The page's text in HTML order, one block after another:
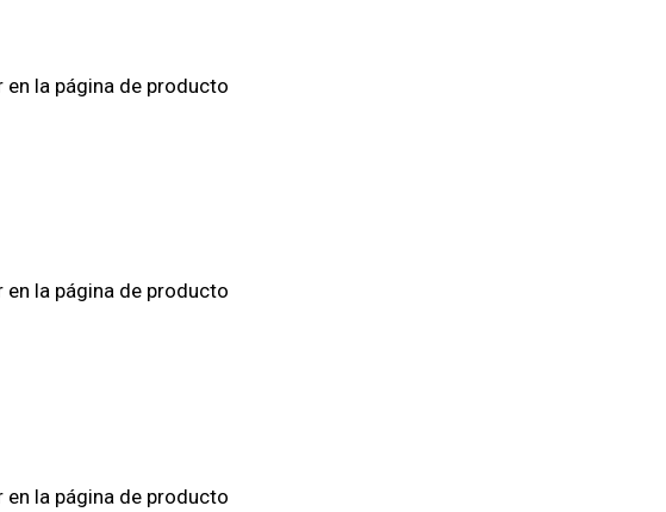
la página de producto
la página de producto
la página de producto